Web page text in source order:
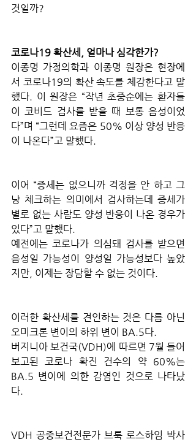
것일까?
코로나19 확산세, 얼마나 심각한가?
이종명 가정의학과 이종명 원장은 현장에
서 코로나19의 확산 속도를 체감한다고 말
했다. 이 원장은 “작년 초중순에는 환자들
이 코비드 검사를 받을 때 보통 음성이었
다”며 “그런데 요즘은 50% 이상 양성 반응
이 나온다”고 말했다.
이어 “증세는 없으니까 걱정을 안 하고 그
냥 체크하는 의미에서 검사하는데 증세가
별로 없는 사람도 양성 반응이 나온 경우가
있다”고 말했다.
예전에는 코로나가 의심돼 검사를 받으면
음성일 가능성이 양성일 가능성보다 높았
지만, 이제는 장담할 수 없는 것이다.
이러한 확산세를 견인하는 것은 다름 아닌
오미크론 변이의 하위 변이 BA.5다.
버지니아 보건국(VDH)에 따르면 7월 들어
보고된 코로나 확진 건수의 약 60%는
BA.5 변이에 의한 감염인 것으로 나타났
다.
VDH 공중보건전문가 브룩 로스하임 박사